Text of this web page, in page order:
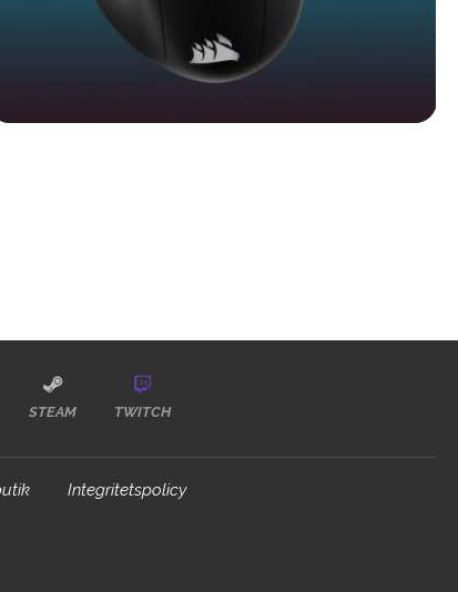
STEAM TWITCH
Integritetspolicy